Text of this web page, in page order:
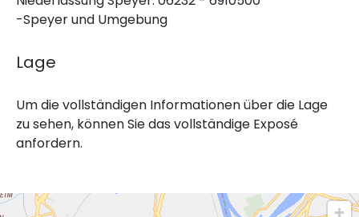
-Speyer und Umgebung
Lage
Um die vollständigen Informationen über die Lage
zu sehen, können Sie das vollständige Exposé
anfordern.